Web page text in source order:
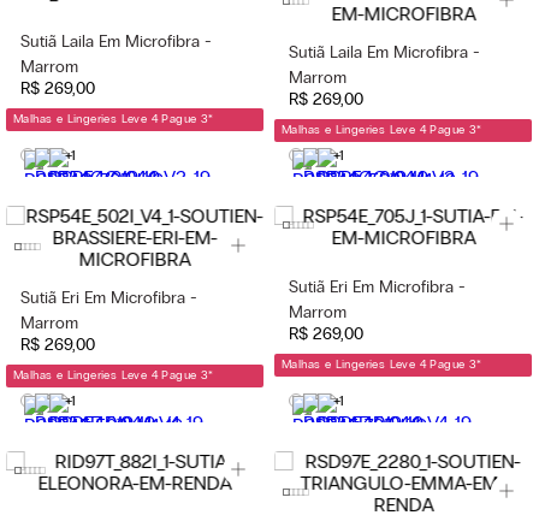
Sutiã Laila Em Microfibra -
Marrom
R$ 269,00
Malhas e Lingeries Leve 4 Pague 3*
+1
Sutiã Laila Em Microfibra -
Marrom
R$ 269,00
Malhas e Lingeries Leve 4 Pague 3*
+1
Sutiã Eri Em Microfibra -
Marrom
R$ 269,00
Malhas e Lingeries Leve 4 Pague 3*
+1
Sutiã Eri Em Microfibra -
Marrom
R$ 269,00
Malhas e Lingeries Leve 4 Pague 3*
+1